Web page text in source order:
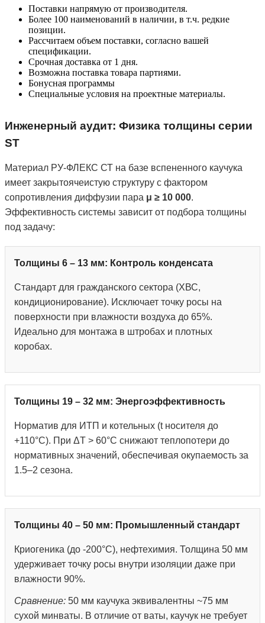
Поставки напрямую от производителя.
Более 100 наименований в наличии, в т.ч. редкие
позиции.
Рассчитаем объем поставки, согласно вашей
спецификации.
Срочная доставка от 1 дня.
Возможна поставка товара партиями.
Бонусная программы
Специальные условия на проектные материалы.
Инженерный аудит: Физика толщины серии
ST
Материал РУ-ФЛЕКС СТ на базе вспененного каучука
имеет закрытоячеистую структуру с фактором
сопротивления диффузии пара μ ≥ 10 000.
Эффективность системы зависит от подбора толщины
под задачу:
Толщины 6 – 13 мм: Контроль конденсата
Стандарт для гражданского сектора (ХВС,
кондиционирование). Исключает точку росы на
поверхности при влажности воздуха до 65%.
Идеально для монтажа в штробах и плотных
коробах.
Толщины 19 – 32 мм: Энергоэффективность
Норматив для ИТП и котельных (t носителя до
+110°С). При ΔT > 60°C снижают теплопотери до
нормативных значений, обеспечивая окупаемость за
1.5–2 сезона.
Толщины 40 – 50 мм: Промышленный стандарт
Криогеника (до -200°С), нефтехимия. Толщина 50 мм
удерживает точку росы внутри изоляции даже при
влажности 90%.
Сравнение: 50 мм каучука эквивалентны ~75 мм
сухой минваты. В отличие от ваты, каучук не требует